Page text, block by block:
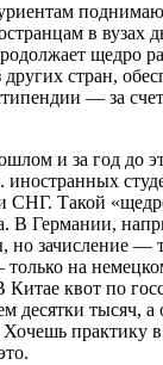
в вузах
щедро
стран,
— за
и за год до
иностранных
СНГ. Такой
В Германии,
но зачисление —
только на
Китае квот по
десятки тысяч, а
практику